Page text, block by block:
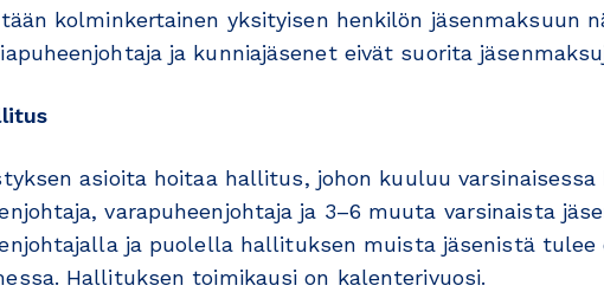
kolminkertainen yksityisen henkilön jäsenmaksuun
ja kunniajäsenet eivät suorita
asioita hoitaa hallitus, johon kuuluu
varapuheenjohtaja ja 3–6 muuta varsinaista
ja puolella hallituksen muista jäsenistä tulee
Hallituksen toimikausi on kalenterivuosi.